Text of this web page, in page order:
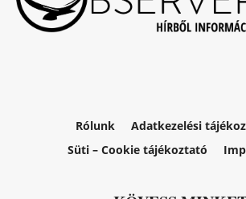
Rólunk
Adatkezelési
Süti – Cookie tájékoztató